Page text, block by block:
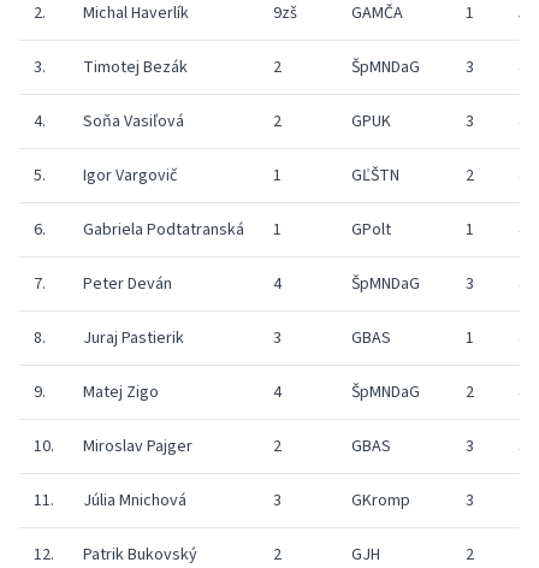
2. Michal Haverlík 9zš GAMČA 1 52
3. Timotej Bezák 2 ŠpMNDaG 3 45
4. Soňa Vasiľová 2 GPUK 3 41
5. Igor Vargovič 1 GĽŠTN 2 44
6. Gabriela Podtatranská 1 GPolt 1 40
7. Peter Deván 4 ŠpMNDaG 3 47
8. Juraj Pastierik 3 GBAS 1 42
9. Matej Zigo 4 ŠpMNDaG 2 41
10. Miroslav Pajger 2 GBAS 3 38
11. Júlia Mnichová 3 GKromp 3
12. Patrik Bukovský 2 GJH 2